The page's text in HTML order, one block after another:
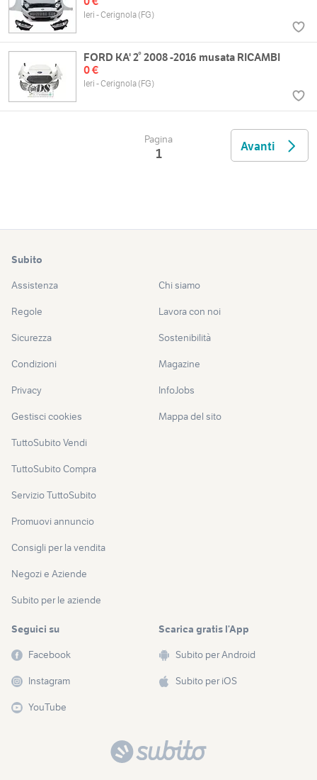
Ieri - Cerignola (FG)
FORD KA' 2° 2008 -2016 musata RICAMBI
0 €
Ieri - Cerignola (FG)
Pagina
1 Avanti
Subito
Assistenza
Regole
Sicurezza
Condizioni
Privacy
Gestisci cookies
TuttoSubito Vendi
TuttoSubito Compra
Servizio TuttoSubito
Promuovi annuncio
Consigli per la vendita
Negozi e Aziende
Subito per le aziende
Chi siamo
Lavora con noi
Sostenibilità
Magazine
InfoJobs
Mappa del sito
Seguici su
Facebook
Instagram
YouTube
Scarica gratis l’App
Subito per Android
Subito per iOS